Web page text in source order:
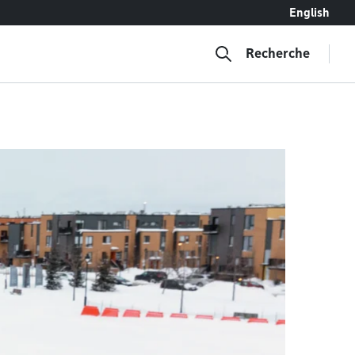
English
Recherche